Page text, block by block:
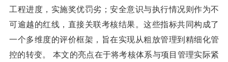
工程进度，实施奖优罚劣；安全意识与执行情况则作为不
可逾越的红线，直接关联考核结果。这些指标共同构成了
一个多维度的评价框架，旨在实现从粗放管理到精细化管
控的转变。 本文的亮点在于将考核体系与项目管理实际紧